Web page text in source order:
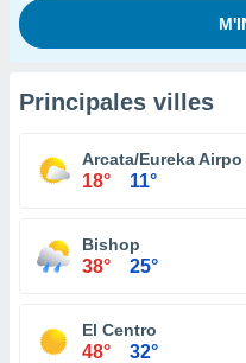
Principales villes
Arcata/Eureka Airport
18° 11°
Bishop
38° 25°
El Centro
48° 32°